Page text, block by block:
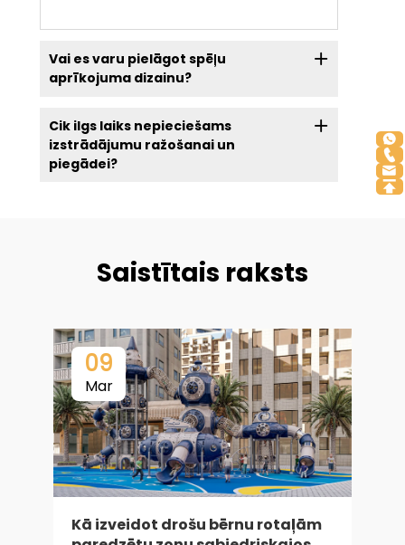
Vai es varu pielāgot spēļu
aprīkojuma dizainu?
Cik ilgs laiks nepieciešams
izstrādājumu ražošanai un
piegādei?
Saistītais raksts
09
Mar
Kā izveidot drošu bērnu rotaļām